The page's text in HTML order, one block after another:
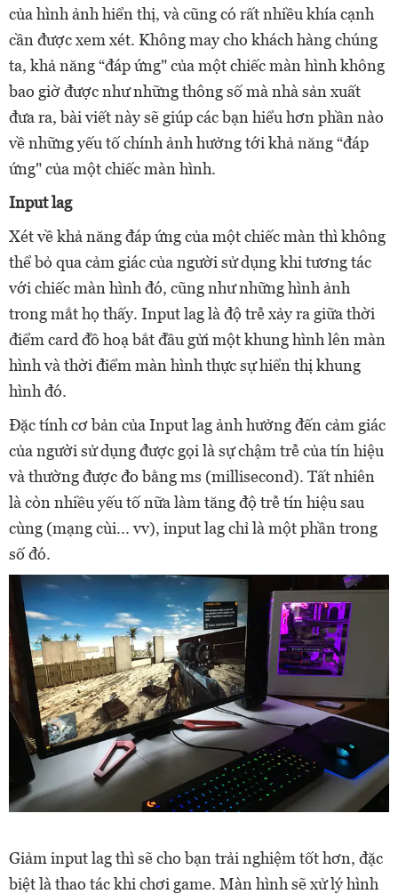
của hình ảnh hiển thị, và cũng có rất nhiều khía cạnh
cần được xem xét. Không may cho khách hàng chúng
ta, khả năng “đáp ứng" của một chiếc màn hình không
bao giờ được như những thông số mà nhà sản xuất
đưa ra, bài viết này sẽ giúp các bạn hiểu hơn phần nào
về những yếu tố chính ảnh hưởng tới khả năng “đáp
ứng" của một chiếc màn hình.
Input lag
Xét về khả năng đáp ứng của một chiếc màn thì không
thể bỏ qua cảm giác của người sử dụng khi tương tác
với chiếc màn hình đó, cũng như những hình ảnh
trong mắt họ thấy. Input lag là độ trễ xảy ra giữa thời
điểm card đồ hoạ bắt đầu gửi một khung hình lên màn
hình và thời điểm màn hình thực sự hiển thị khung
hình đó.
Đặc tính cơ bản của Input lag ảnh hưởng đến cảm giác
của người sử dụng được gọi là sự chậm trễ của tín hiệu
và thường được đo bằng ms (millisecond). Tất nhiên
là còn nhiều yếu tố nữa làm tăng độ trễ tín hiệu sau
cùng (mạng cùi... vv), input lag chỉ là một phần trong
số đó.
Giảm input lag thì sẽ cho bạn trải nghiệm tốt hơn, đặc
biệt là thao tác khi chơi game. Màn hình sẽ xử lý hình